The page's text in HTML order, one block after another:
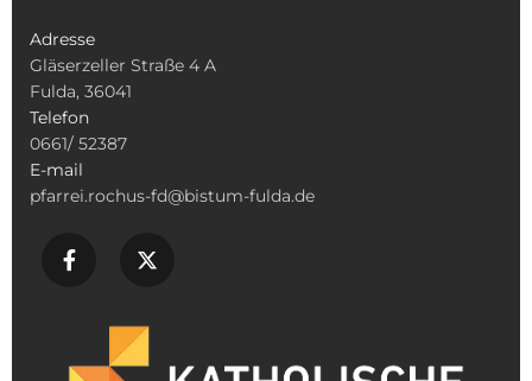
Adresse
Gläserzeller Straße 4 A
Fulda, 36041
Telefon
0661/ 52387
E-mail
pfarrei.rochus-fd@bistum-fulda.de